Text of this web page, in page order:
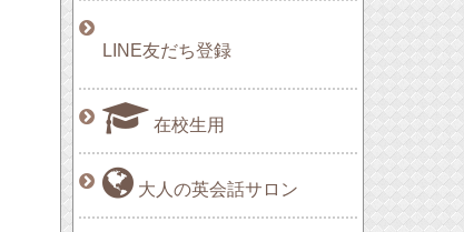
LINE友だち登録
在校生用
大人の英会話サロン